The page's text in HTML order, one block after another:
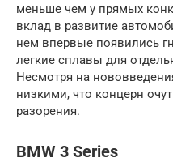
меньше чем у прямых
вклад в развитие
нем впервые появились
легкие сплавы для
Несмотря на
низкими, что концерн
разорения.
BMW 3 Series